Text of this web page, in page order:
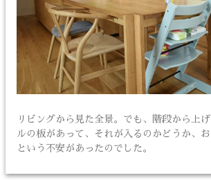
リビングから見た全景。でも、階段から上
ルの板があって、それが入るのかどうか、
という不安があったのでした。